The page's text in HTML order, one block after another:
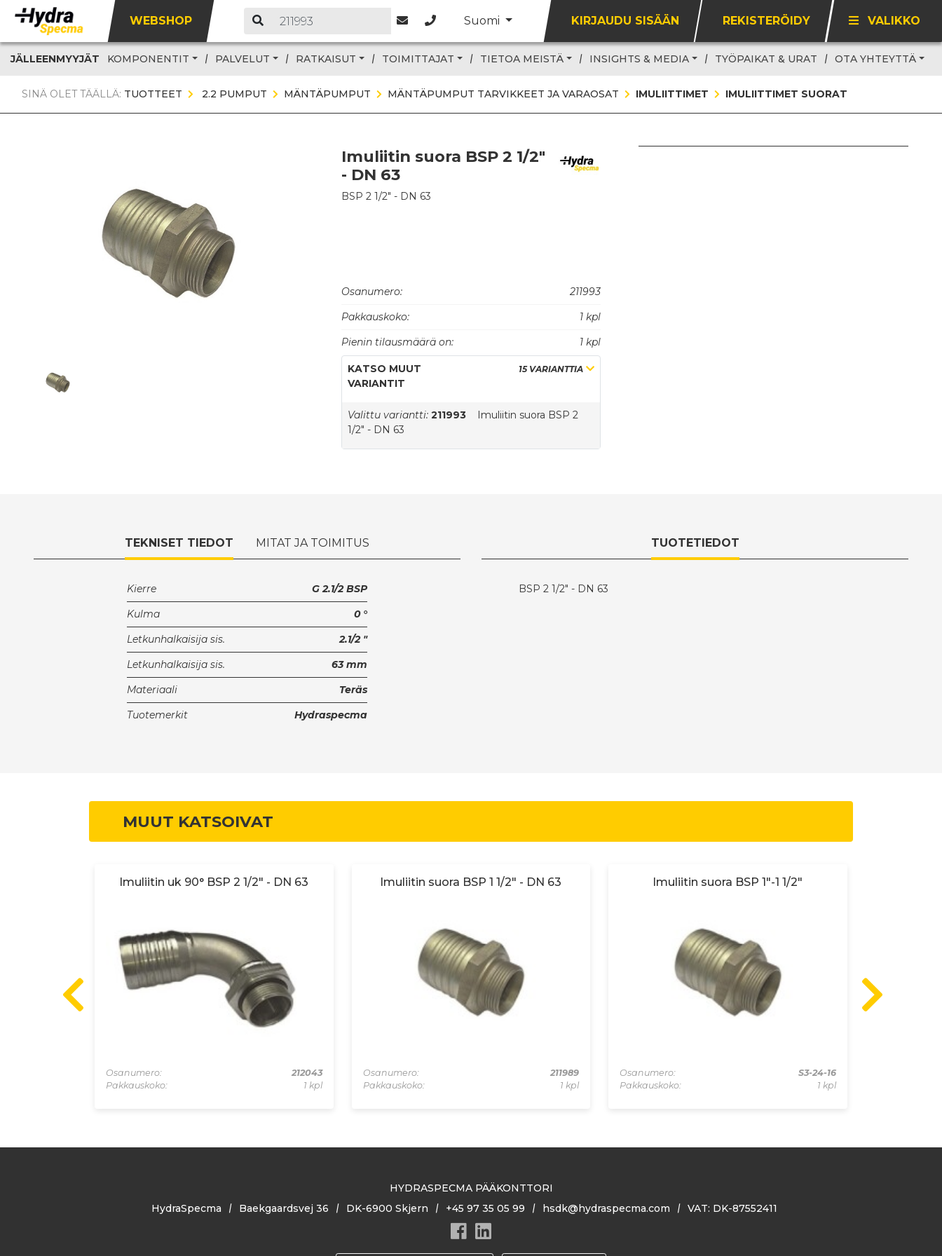
WEBSHOP Suomi KIRJAUDU SISÄÄN REKISTERÖIDY VALIKKO
JÄLLEENMYYJÄT KOMPONENTIT PALVELUT RATKAISUT TOIMITTAJAT TIETOA MEISTÄ INSIGHTS & MEDIA TYÖPAIKAT & URAT OTA YHTEYTTÄ
SINÄ OLET TÄÄLLÄ: TUOTTEET 2.2 PUMPUT MÄNTÄPUMPUT MÄNTÄPUMPUT TARVIKKEET JA VARAOSAT IMULIITTIMET IMULIITTIMET SUORAT
Imuliitin suora BSP 2 1/2"
- DN 63
BSP 2 1/2" - DN 63
Osanumero:
211993
Pakkauskoko:
1 kpl
Pienin tilausmäärä on:
1 kpl
KATSO MUUT
VARIANTIT
15 VARIANTTIA
Valittu variantti: 211993
Imuliitin suora BSP 2
1/2" - DN 63
TEKNISET TIEDOT MITAT JA TOIMITUS
Kierre
G 2.1/2 BSP
Kulma
0 °
Letkunhalkaisija sis.
2.1/2 "
Letkunhalkaisija sis.
63 mm
Materiaali
Teräs
Tuotemerkit
Hydraspecma
TUOTETIEDOT
BSP 2 1/2" - DN 63
MUUT KATSOIVAT
Imuliitin uk 90° BSP 2 1/2" - DN 63
Osanumero:
212043
Pakkauskoko:
1 kpl
Imuliitin suora BSP 1 1/2" - DN 63
Osanumero:
211989
Pakkauskoko:
1 kpl
Imuliitin suora BSP 1"-1 1/2"
Osanumero:
S3-24-16
Pakkauskoko:
1 kpl
HYDRASPECMA PÄÄKONTTORI
HydraSpecma
Baekgaardsvej 36 DK-6900 Skjern +45 97 35 05 99 hsdk@hydraspecma.com VAT: DK-87552411